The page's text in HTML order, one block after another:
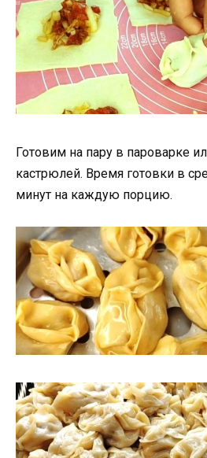
Готовим на пару в пароварке
кастрюлей. Время готовки в
минут на каждую порцию.